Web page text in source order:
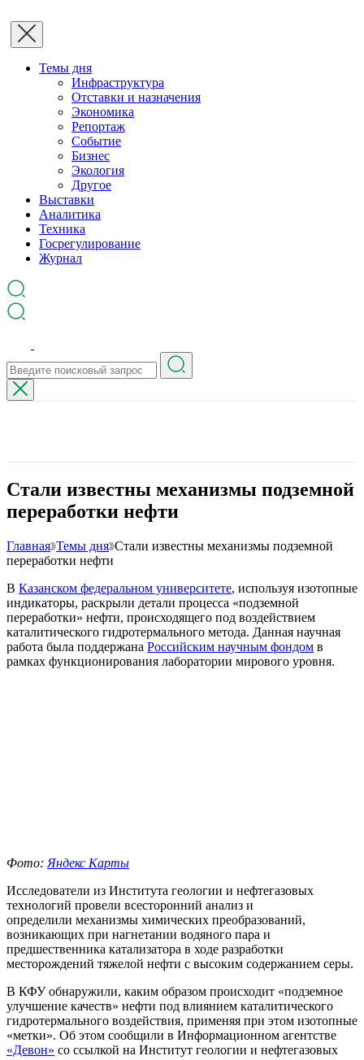
Темы дня
Инфраструктура
Отставки и назначения
Экономика
Репортаж
Событие
Бизнес
Экология
Другое
Выставки
Аналитика
Техника
Госрегулирование
Журнал
Стали известны механизмы подземной
переработки нефти
Главная Темы дня Стали известны механизмы подземной
переработки нефти
В Казанском федеральном университете, используя изотопные
индикаторы, раскрыли детали процесса «подземной
переработки» нефти, происходящего под воздействием
каталитического гидротермального метода. Данная научная
работа была поддержана Российским научным фондом в
рамках функционирования лаборатории мирового уровня.
Фото: Яндекс Карты
Исследователи из Института геологии и нефтегазовых
технологий провели всесторонний анализ и
определили механизмы химических преобразований,
возникающих при нагнетании водяного пара и
предшественника катализатора в ходе разработки
месторождений тяжелой нефти с высоким содержанием серы.
В КФУ обнаружили, каким образом происходит «подземное
улучшение качеств» нефти под влиянием каталитического
гидротермального воздействия, применяя при этом изотопные
«метки». Об этом сообщили в Информационном агентстве
«Девон» со ссылкой на Институт геологии и нефтегазовых